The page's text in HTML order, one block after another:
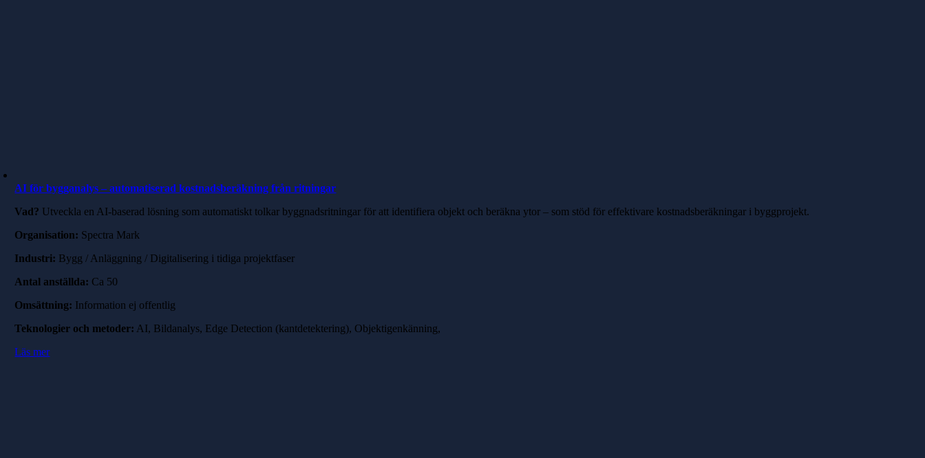
AI för bygganalys – automatiserad kostnadsberäkning från ritningar
Vad? Utveckla en AI-baserad lösning som automatiskt tolkar byggnadsritningar för att identifiera objekt och beräkna ytor – som stöd för effektivare kostnadsberäkningar i byggprojekt.
Organisation: Spectra Mark
Industri: Bygg / Anläggning / Digitalisering i tidiga projektfaser
Antal anställda: Ca 50
Omsättning: Information ej offentlig
Teknologier och metoder: AI, Bildanalys, Edge Detection (kantdetektering), Objektigenkänning,
Läs mer